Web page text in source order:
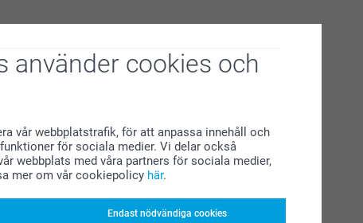
använder cookies och
vår webbplatstrafik, för att anpassa innehåll och
för sociala medier. Vi delar också
webbplats med våra partners för sociala medier,
mer om vår cookiepolicy här.
Endast nödvändiga cookies